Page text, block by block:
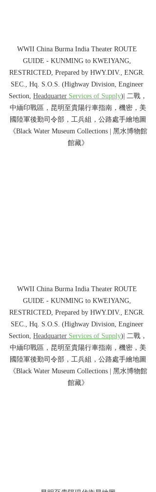
WWII China Burma India Theater ROUTE
GUIDE - KUNMING to KWEIYANG,
RESTRICTED, Prepared by HWY.DIV., ENGR.
SEC., Hq. S.O.S. (Highway Division, Engineer
Section, Headquarter Services of Supply)| 二戰，
中緬印戰區，昆明至貴陽行車指南，機密，美
國陸軍後勤司令部，工兵組，公路處手繪地圖
《Black Water Museum Collections | 黑水博物館
館藏》
WWII China Burma India Theater ROUTE
GUIDE - KUNMING to KWEIYANG,
RESTRICTED, Prepared by HWY.DIV., ENGR.
SEC., Hq. S.O.S. (Highway Division, Engineer
Section, Headquarter Services of Supply)| 二戰，
中緬印戰區，昆明至貴陽行車指南，機密，美
國陸軍後勤司令部，工兵組，公路處手繪地圖
《Black Water Museum Collections | 黑水博物館
館藏》